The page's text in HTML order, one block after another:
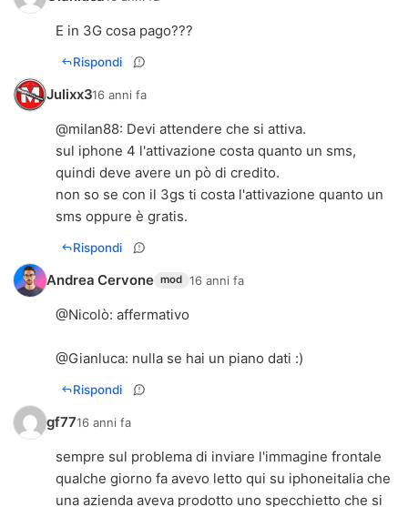
E in 3G cosa pago???
Rispondi
Julixx316 anni fa
@milan88: Devi attendere che si attiva.
sul iphone 4 l'attivazione costa quanto un sms,
quindi deve avere un pò di credito.
non so se con il 3gs ti costa l'attivazione quanto un
sms oppure è gratis.
Rispondi
Andrea Cervone mod 16 anni fa
@Nicolò: affermativo
@Gianluca: nulla se hai un piano dati :)
Rispondi
gf7716 anni fa
sempre sul problema di inviare l'immagine frontale
qualche giorno fa avevo letto qui su iphoneitalia che
una azienda aveva prodotto uno specchietto che si